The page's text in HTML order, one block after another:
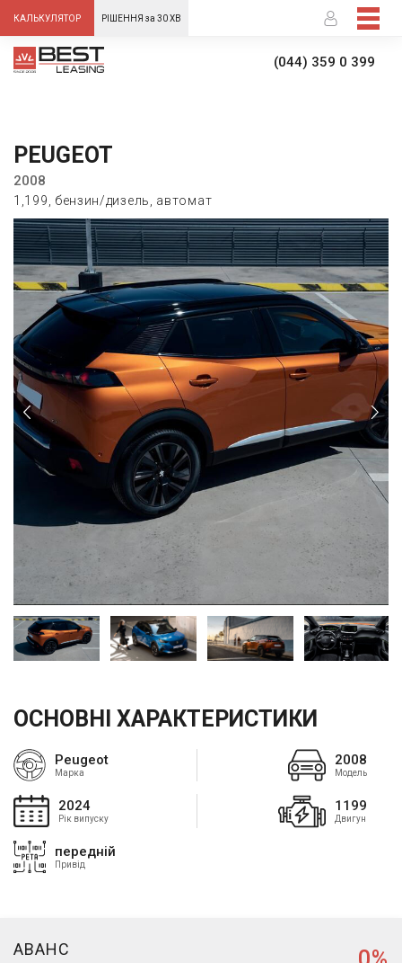
КАЛЬКУЛЯТОР РІШЕННЯ за 30 ХВ
(044) 359 0 399
PEUGEOT
2008
1,199, бензин/дизель, автомат
ОСНОВНІ ХАРАКТЕРИСТИКИ
Peugeot
Марка
2008
Модель
2024
Рік випуску
1199
Двигун
передній
Привід
АВАНC